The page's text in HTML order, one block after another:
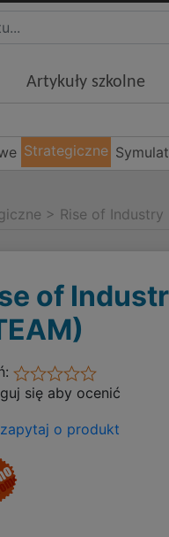
Artykuły szkolne
Strategiczne
> Rise of Industry
of
się aby ocenić
zapytaj o produkt